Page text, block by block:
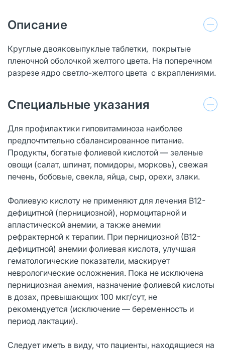
Описание
Круглые двояковыпуклые таблетки, покрытые
пленочной оболочкой желтого цвета. На поперечном
разрезе ядро светло-желтого цвета с вкраплениями.
Специальные указания
Для профилактики гиповитаминоза наиболее
предпочтительно сбалансированное питание.
Продукты, богатые фолиевой кислотой — зеленые
овощи (салат, шпинат, помидоры, морковь), свежая
печень, бобовые, свекла, яйца, сыр, орехи, злаки.
Фолиевую кислоту не применяют для лечения В12-
дефицитной (пернициозной), нормоцитарной и
апластической анемии, а также анемии
рефрактерной к терапии. При пернициозной (В12-
дефицитной) анемии фолиевая кислота, улучшая
гематологические показатели, маскирует
неврологические осложнения. Пока не исключена
пернициозная анемия, назначение фолиевой кислоты
в дозах, превышающих 100 мкг/сут, не
рекомендуется (исключение — беременность и
период лактации).
Следует иметь в виду, что пациенты, находящиеся на